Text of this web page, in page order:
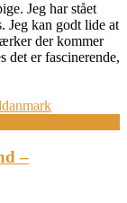
Jeg har stået
Jeg kan godt lide at
der kommer
det er fascinerende,
–